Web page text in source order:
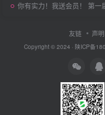
你有实力！我送会员！ 第一
友链 声明
Copyright © 2024 · 陕ICP备